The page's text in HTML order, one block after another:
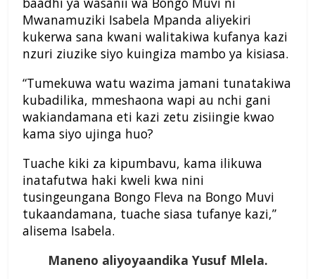
Mwanamuziki Isabela Mpanda aliyekiri
kukerwa sana kwani walitakiwa kufanya kazi
nzuri ziuzike siyo kuingiza mambo ya kisiasa.
“Tumekuwa watu wazima jamani tunatakiwa
kubadilika, mmeshaona wapi au nchi gani
wakiandamana eti kazi zetu zisiingie kwao
kama siyo ujinga huo?
Tuache kiki za kipumbavu, kama ilikuwa
inatafutwa haki kweli kwa nini
tusingeungana Bongo Fleva na Bongo Muvi
tukaandamana, tuache siasa tufanye kazi,”
alisema Isabela.
Maneno aliyoyaandika Yusuf Mlela.